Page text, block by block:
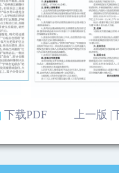
下载PDF 上一版 |